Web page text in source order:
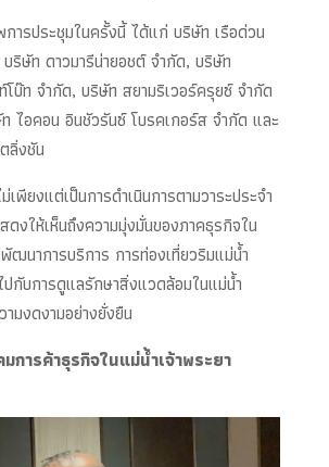
ารประชุมในครั้งนี้ ได้แก่ บริษัท เรือด่วน
ริษัท ดาวมารีน่ายอชต์ จำกัด, บริษัท
โบ๊ท จำกัด, บริษัท สยามริเวอร์ครุยซ์ จำกัด
ไอคอน อินชัวรันซ์ โบรคเกอร์ส จำกัด และ
ลิ่งชัน
เพียงแต่เป็นการดำเนินการตามวาระประจำ
ดงให้เห็นถึงความมุ่งมั่นของภาคธุรกิจใน
ฒนาการบริการ การท่องเที่ยวริมแม่น้ำ
ปกับการดูแลรักษาสิ่งแวดล้อมในแม่น้ำ
ามงดงามอย่างยั่งยืน
การค้าธุรกิจในแม่น้ำเจ้าพระยา